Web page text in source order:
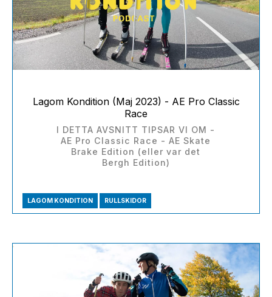
Lagom Kondition (Maj 2023) - AE Pro Classic
Race
I DETTA AVSNITT TIPSAR VI OM -
AE Pro Classic Race - AE Skate
Brake Edition (eller var det
Bergh Edition)
LAGOM KONDITION RULLSKIDOR